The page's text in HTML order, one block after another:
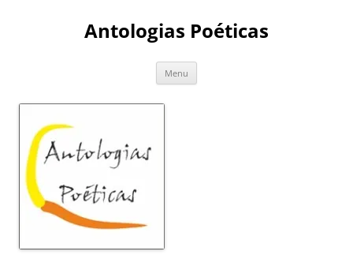
Antologias Poéticas
Menu